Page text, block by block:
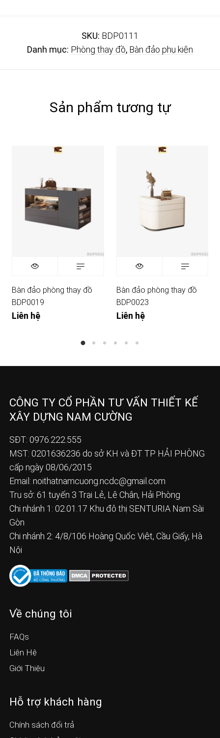
SKU: BDP0111
Danh mục: Phòng thay đồ, Bàn đảo phụ kiện
Sản phẩm tương tự
Bàn đảo phòng thay đồ
BDP0019
Liên hệ
Bàn đảo phòng thay đồ
BDP0023
Liên hệ
CÔNG TY CỔ PHẦN TƯ VẤN THIẾT KẾ
XÂY DỰNG NAM CƯỜNG
SĐT: 0976.222.555
MST: 0201636236 do sở KH và ĐT TP HẢI PHÒNG
cấp ngày 08/06/2015
Email: noithatnamcuong.ncdc@gmail.com
Trụ sở: 61 tuyến 3 Trại Lẻ, Lê Chân, Hải Phòng
Chi nhánh 1: 02.01.17 Khu đô thị SENTURIA Nam Sài
Gòn
Chi nhánh 2: 4/8/106 Hoàng Quốc Việt, Cầu Giấy, Hà
Nội
Về chúng tôi
FAQs
Liên Hệ
Giới Thiệu
Hỗ trợ khách hàng
Chính sách đổi trả